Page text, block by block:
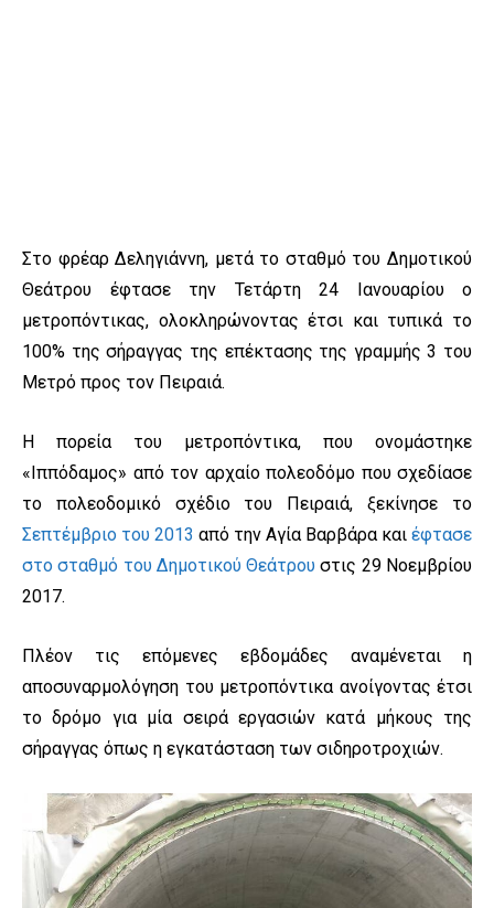
Στο φρέαρ Δεληγιάννη, μετά το σταθμό του Δημοτικού
Θεάτρου έφτασε την Τετάρτη 24 Ιανουαρίου ο
μετροπόντικας, ολοκληρώνοντας έτσι και τυπικά το
100% της σήραγγας της επέκτασης της γραμμής 3 του
Μετρό προς τον Πειραιά.
Η πορεία του μετροπόντικα, που ονομάστηκε
«Ιππόδαμος» από τον αρχαίο πολεοδόμο που σχεδίασε
το πολεοδομικό σχέδιο του Πειραιά, ξεκίνησε το
Σεπτέμβριο του 2013 από την Αγία Βαρβάρα και έφτασε
στο σταθμό του Δημοτικού Θεάτρου στις 29 Νοεμβρίου
2017.
Πλέον τις επόμενες εβδομάδες αναμένεται η
αποσυναρμολόγηση του μετροπόντικα ανοίγοντας έτσι
το δρόμο για μία σειρά εργασιών κατά μήκους της
σήραγγας όπως η εγκατάσταση των σιδηροτροχιών.